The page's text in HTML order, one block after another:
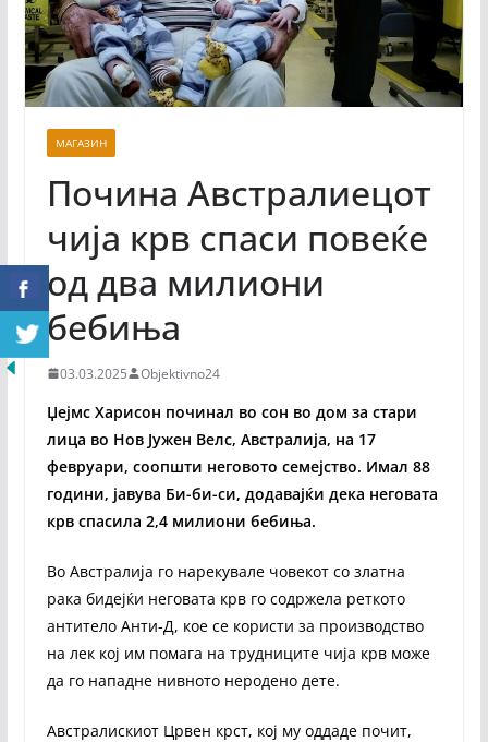
МАГАЗИН
Почина Австралиецот
чија крв спаси повеќе
од два милиони
бебиња
03.03.2025 Objektivno24
Џејмс Харисон починал во сон во дом за стари
лица во Нов Јужен Велс, Австралија, на 17
февруари, соопшти неговото семејство. Имал 88
години, јавува Би-би-си, додавајќи дека неговата
крв спасила 2,4 милиони бебиња.
Во Австралија го нарекувале човекот со златна
рака бидејќи неговата крв го содржела реткото
антитело Анти-Д, кое се користи за производство
на лек кој им помага на трудниците чија крв може
да го нападне нивното неродено дете.
Австралискиот Црвен крст, кој му оддаде почит,